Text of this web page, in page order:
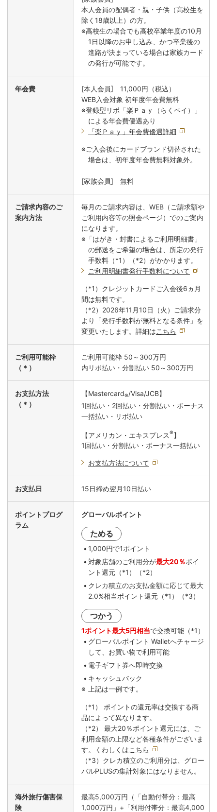
本人会員の配偶者・親・子供（高校生を
除く18歳以上）の方。
※高校生の場合でも高校卒業年度の10月
1日以降のお申し込み、かつ卒業後の
進路が決まっている場合は家族カード
の発行が可能です。
年会費
[本人会員] 11,000円（税込）
WEB入会対象 初年度年会費無料
※登録型リボ「楽Ｐａｙ（らくペイ）」
による年会費優遇あり
「楽Ｐａｙ」年会費優遇詳細
※ご入会後にカードブランド切替された
場合は、初年度年会費無料対象外。
[家族会員] 無料
ご請求内容のご
案内方法
毎月のご請求内容は、WEB（ご請求額や
ご利用内容等の照会ページ）でのご案内
になります。
※「はがき・封書によるご利用明細書」
の郵送をご希望の場合は、所定の発行
手数料（*1）（*2）がかかります。
ご利用明細書発行手数料について
（*1）クレジットカードご入会後6ヵ月
間は無料です。
（*2）2026年11月10日（火）ご請求分
より「発行手数料が無料となる条件」を
変更いたします。詳細はこちら
ご利用可能枠
（＊）
ご利用可能枠 50～300万円
内リボ払い・分割払い 50～300万円
お支払方法
（＊）
【Mastercard®/Visa/JCB】
1回払い・2回払い・分割払い・ボーナス
一括払い・リボ払い
【アメリカン・エキスプレス ®】
1回払い・分割払い・ボーナス一括払い
お支払方法について
お支払日 15日締め翌月10日払い
ポイントプログ
ラム
グローバルポイント
ためる
1,000円で1ポイント
対象店舗のご利用分が最大20％ポイ
ント還元（*1）（*2）
クレカ積立のお支払金額に応じて最大
2.0%相当ポイント還元（*1）（*3）
つかう
1ポイント最大5円相当で交換可能（*1）
グローバルポイント Walletへチャージ
して、お買い物で利用可能
電子ギフト券へ即時交換
キャッシュバック
上記は一例です。
（*1） ポイントの還元率は交換する商
品によって異なります。
（*2） 最大20％ポイント還元には、ご
利用金額の上限など各種条件がございま
す。くわしくはこちら
（*3）クレカ積立のご利用分は、グロー
バルPLUSの集計対象にはなりません。
海外旅行傷害保
険
最高5,000万円（「自動付帯分：最高
1,000万円」+「利用付帯分：最高4,000